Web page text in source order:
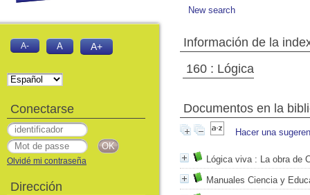
New search
Información de la
160 : Lógica
Documentos en la
Hacer una
Lógica viva: La obra de
Manuales Ciencia y
A- A A+
Conectarse
Olvidé mi contraseña
Dirección